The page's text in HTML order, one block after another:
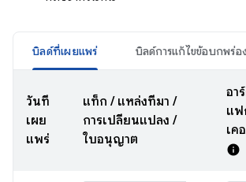
บิลด์ที่เผยแพร่ บิลด์การแก้ไขข้อบกพร่อง
วันที่
เผย
แพร่
แท็ก / แหล่งที่มา /
การเปลี่ยนแปลง /
ใบอนุญาต
อา
แ
เค
info